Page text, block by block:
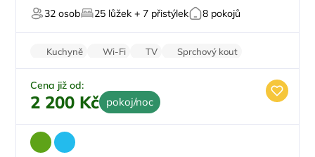
U lyžařského střediska
32 osob 25 lůžek + 7 přistýlek 8 pokojů
Kuchyně Wi-Fi TV
Sprchový kout
Zvířata povolena
Cena již od:
2 200 Kč pokoj/noc